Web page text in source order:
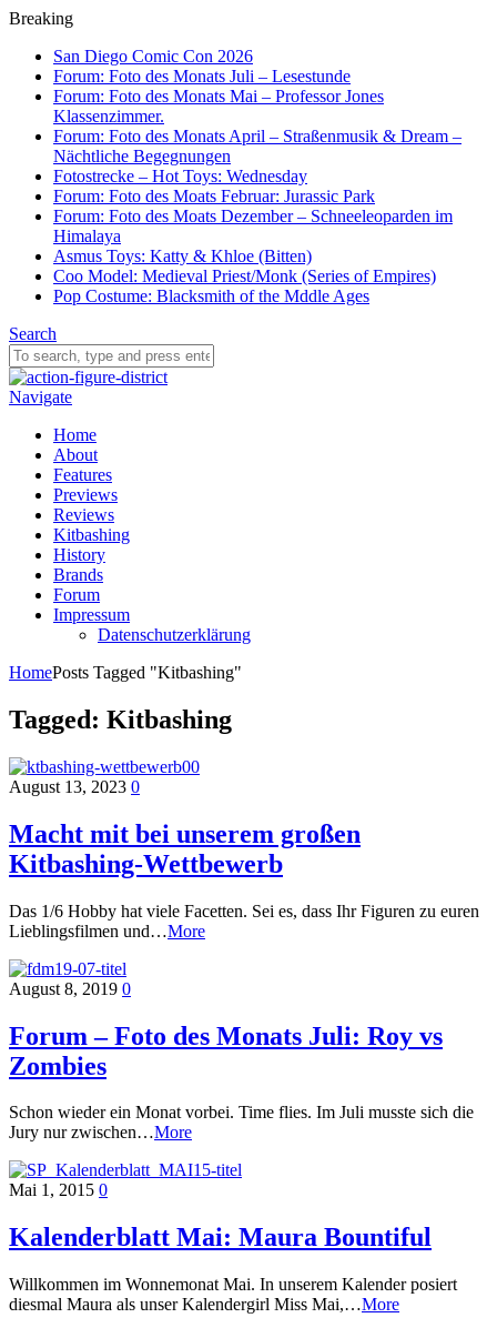
Breaking
San Diego Comic Con 2026
Forum: Foto des Monats Juli – Lesestunde
Forum: Foto des Monats Mai – Professor Jones
Klassenzimmer.
Forum: Foto des Monats April – Straßenmusik & Dream –
Nächtliche Begegnungen
Fotostrecke – Hot Toys: Wednesday
Forum: Foto des Moats Februar: Jurassic Park
Forum: Foto des Moats Dezember – Schneeleoparden im
Himalaya
Asmus Toys: Katty & Khloe (Bitten)
Coo Model: Medieval Priest/Monk (Series of Empires)
Pop Costume: Blacksmith of the Mddle Ages
Search
Navigate
Home
About
Features
Previews
Reviews
Kitbashing
History
Brands
Forum
Impressum
Datenschutzerklärung
HomePosts Tagged "Kitbashing"
Tagged: Kitbashing
August 13, 2023 0
Macht mit bei unserem großen
Kitbashing-Wettbewerb
Das 1/6 Hobby hat viele Facetten. Sei es, dass Ihr Figuren zu euren
Lieblingsfilmen und…More
August 8, 2019 0
Forum – Foto des Monats Juli: Roy vs
Zombies
Schon wieder ein Monat vorbei. Time flies. Im Juli musste sich die
Jury nur zwischen…More
Mai 1, 2015 0
Kalenderblatt Mai: Maura Bountiful
Willkommen im Wonnemonat Mai. In unserem Kalender posiert
diesmal Maura als unser Kalendergirl Miss Mai,…More